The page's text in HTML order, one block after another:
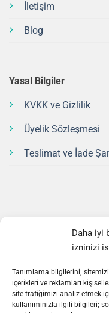
Daha iyi
izninizi
Tanımlama bilgilerini;
içerikleri ve reklamları
site trafiğimizi analiz etmek
kullanımınızla ilgili bilgileri;
İletişim
Blog
Yasal Bilgiler
KVKK ve Gizlilik
Üyelik Sözleşmesi
Teslimat ve İade
Bültene Üye Olun
Ürünlerimiz hakkında
haberdar olmak için
E-posta Adresi *